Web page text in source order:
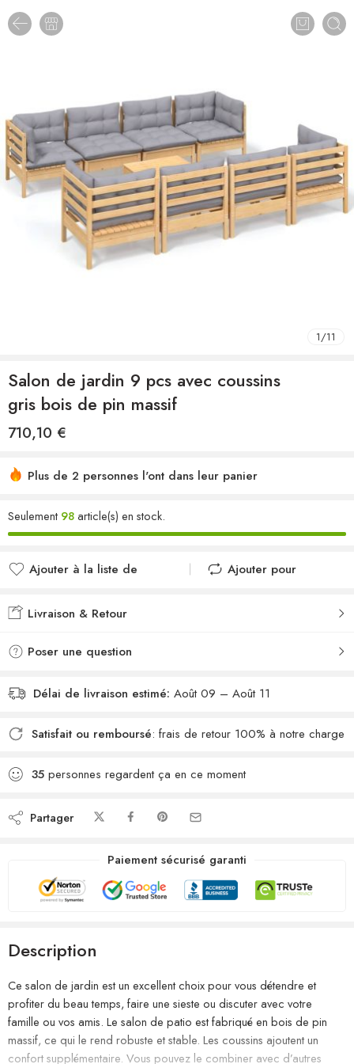
1/11
Salon de jardin 9 pcs avec coussins
gris bois de pin massif
710,10 €
Plus de 2 personnes l'ont dans leur panier
Seulement 98article(s) en stock.
Ajouter à la liste de
Ajouté à la liste de
Ajouter pour
Livraison & Retour
Poser une question
Délai de livraison estimé: Août 09 – Août 11
Satisfait ou remboursé: frais de retour 100% à notre charge
35 personnes regardent ça en ce moment
Partager
Paiement sécurisé garanti
Description
Ce salon de jardin est un excellent choix pour vous détendre et
profiter du beau temps, faire une sieste ou discuter avec votre
famille ou vos amis. Le salon de patio est fabriqué en bois de pin
massif, ce qui le rend robuste et stable. Les coussins ajoutent un
confort supplémentaire. Vous pouvez le combiner avec d’autres